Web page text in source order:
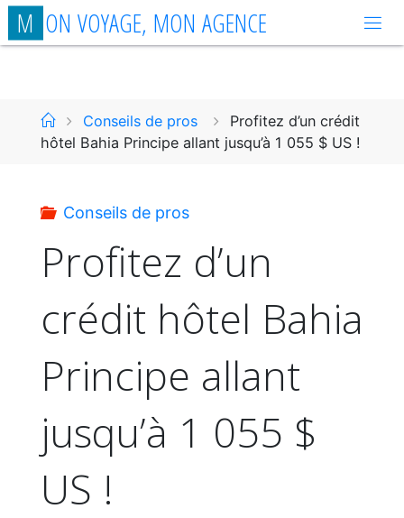
Aller
auM ON VOYAGE, MON AGENCE
AccueilConseils de pros
Profitez d’un crédit
hôtel Bahia Principe allant jusqu’à 1 055 $ US !
Conseils de pros
Profitez d’un
crédit hôtel Bahia
Principe allant
jusqu’à 1 055 $
US !